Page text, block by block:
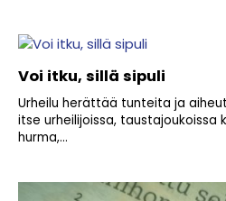
Voi itku, sillä sipuli
Urheilu herättää tunteita ja
itse urheilijoissa, taustajoukoissa
hurma,...